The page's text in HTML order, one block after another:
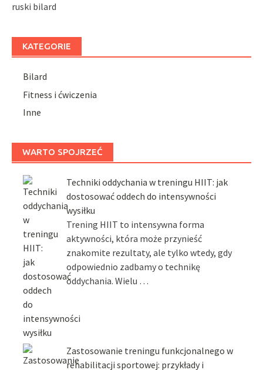
ruski bilard
KATEGORIE
Bilard
Fitness i ćwiczenia
Inne
WARTO SPOJRZEĆ
Techniki oddychania w treningu HIIT: jak
dostosować oddech do intensywności
wysiłku
Trening HIIT to intensywna forma
aktywności, która może przynieść
znakomite rezultaty, ale tylko wtedy, gdy
odpowiednio zadbamy o technikę
oddychania. Wielu …
Zastosowanie treningu funkcjonalnego w
rehabilitacji sportowej: przykłady i